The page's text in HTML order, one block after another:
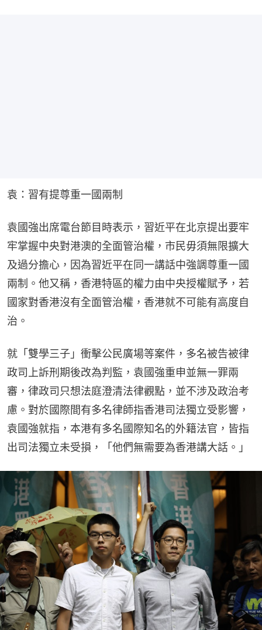
袁：習有提尊重一國兩制
袁國強出席電台節目時表示，習近平在北京提出要牢
牢掌握中央對港澳的全面管治權，市民毋須無限擴大
及過分擔心，因為習近平在同一講話中強調尊重一國
兩制。他又稱，香港特區的權力由中央授權賦予，若
國家對香港沒有全面管治權，香港就不可能有高度自
治。
就「雙學三子」衝擊公民廣場等案件，多名被告被律
政司上訴刑期後改為判監，袁國強重申並無一罪兩
審，律政司只想法庭澄清法律觀點，並不涉及政治考
慮。對於國際間有多名律師指香港司法獨立受影響，
袁國強就指，本港有多名國際知名的外籍法官，皆指
出司法獨立未受損，「他們無需要為香港講大話。」